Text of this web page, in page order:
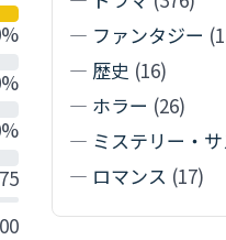
— ファンタジー
— 歴史 (16)
— ホラー (26)
— ミステリー・
— ロマンス (17)